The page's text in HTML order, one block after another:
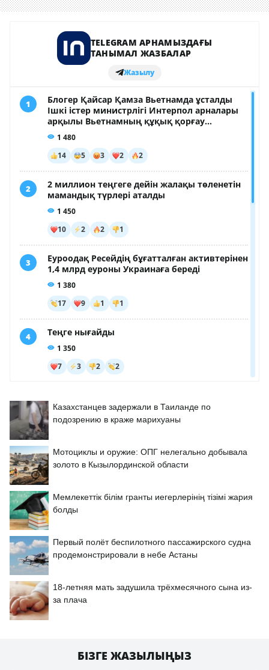
Казахстанцев задержали в Таиланде по
подозрению в краже марихуаны
Мотоциклы и оружие: ОПГ нелегально добывала
золото в Кызылординской области
Мемлекеттік білім гранты иегерлерінің тізімі жария
болды
Первый полёт беспилотного пассажирского судна
продемонстрировали в небе Астаны
18-летняя мать задушила трёхмесячного сына из-
за плача
БІЗГЕ ЖАЗЫЛЫҢЫЗ